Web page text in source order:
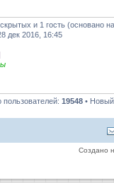
и 1 гость (основано
дек 2016, 16:45
пользователей: 19548 •
Создано